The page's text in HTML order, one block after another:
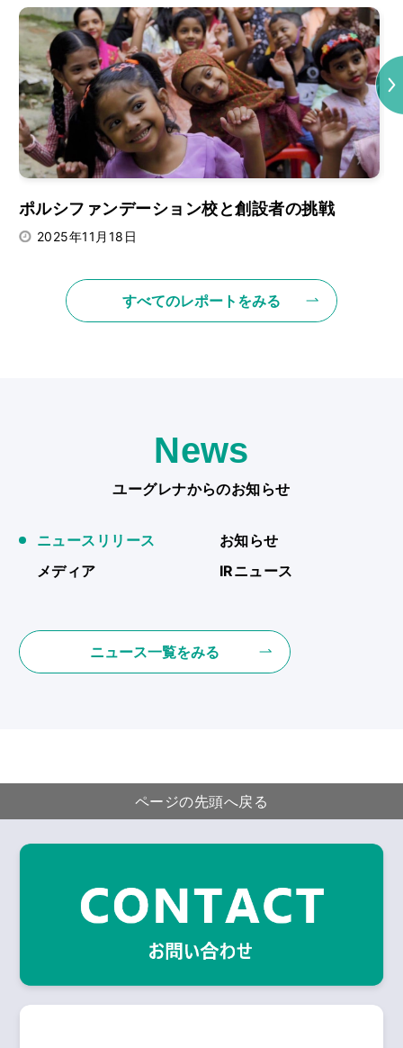
ポルシファンデーション校と創設者の挑戦
2025年11月18日
Next
すべてのレポートをみる
News
ユーグレナからのお知らせ
ニュースリリース
お知らせ
メディア
IRニュース
ニュース一覧をみる
ページの先頭へ戻る